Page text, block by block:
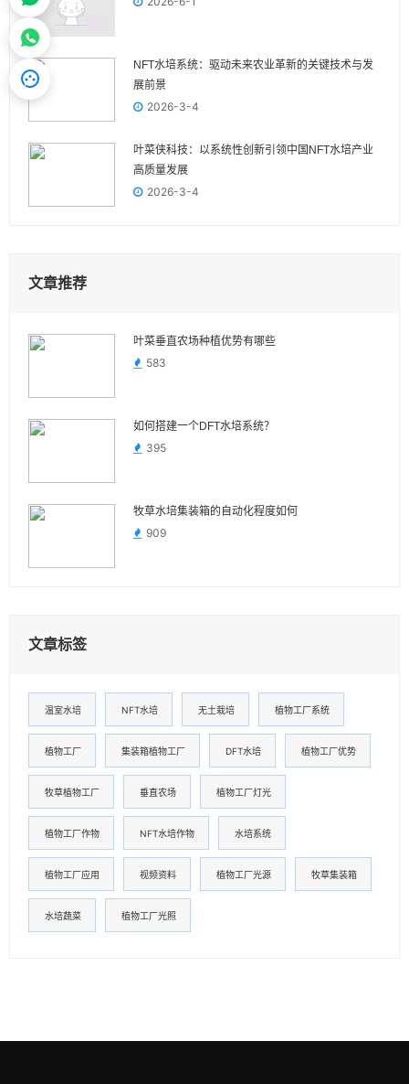
NFT水培系统：驱动未来农业革新的关键技术与发
展前景
2026-3-4
叶菜侠科技：以系统性创新引领中国NFT水培产业
高质量发展
2026-3-4
文章推荐
叶菜垂直农场种植优势有哪些
583
如何搭建一个DFT水培系统？
395
牧草水培集装箱的自动化程度如何
909
文章标签
温室水培 NFT水培 无土栽培 植物工厂系统
植物工厂 集装箱植物工厂 DFT水培 植物工厂优势
牧草植物工厂 垂直农场 植物工厂灯光
植物工厂作物 NFT水培作物 水培系统
植物工厂应用 视频资料 植物工厂光源 牧草集装箱
水培蔬菜 植物工厂光照